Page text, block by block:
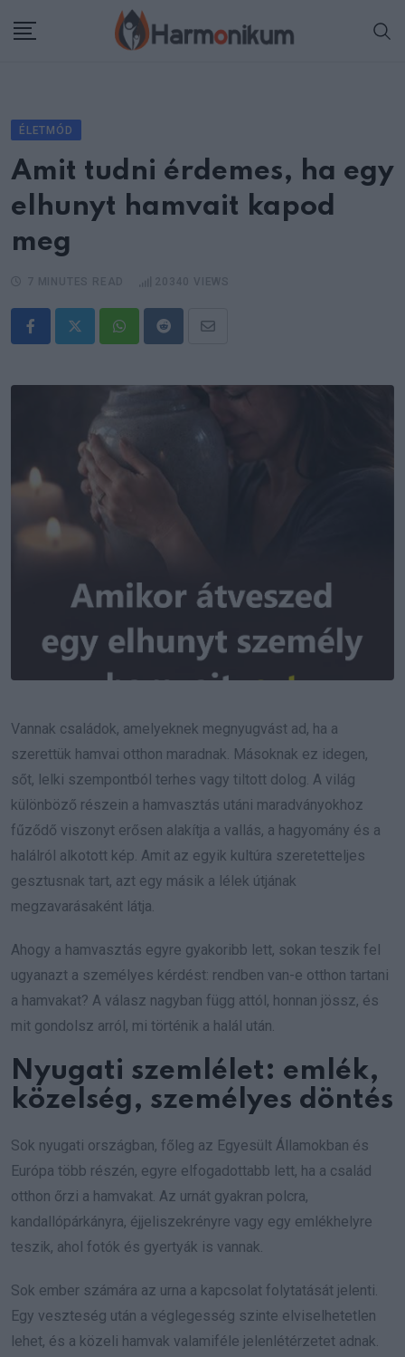
ÉLETMÓD
Amit tudni érdemes, ha egy
elhunyt hamvait kapod
meg
WhatsappRedditShare
Email
Vannak családok, amelyeknek megnyugvást ad, ha a
szerettük hamvai otthon maradnak. Másoknak ez idegen,
sőt, lelki szempontból terhes vagy tiltott dolog. A világ
különböző részein a hamvasztás utáni maradványokhoz
fűződő viszonyt erősen alakítja a vallás, a hagyomány és a
halálról alkotott kép. Amit az egyik kultúra szeretetteljes
gesztusnak tart, azt egy másik a lélek útjának
megzavarásaként látja.
Ahogy a hamvasztás egyre gyakoribb lett, sokan teszik fel
ugyanazt a személyes kérdést: rendben van-e otthon tartani
a hamvakat? A válasz nagyban függ attól, honnan jössz, és
mit gondolsz arról, mi történik a halál után.
Nyugati szemlélet: emlék,
közelség, személyes döntés
Sok nyugati országban, főleg az Egyesült Államokban és
Európa több részén, egyre elfogadottabb lett, ha a család
otthon őrzi a hamvakat. Az urnát gyakran polcra,
kandallópárkányra, éjjeliszekrényre vagy egy emlékhelyre
teszik, ahol fotók és gyertyák is vannak.
Sok ember számára az urna a kapcsolat folytatását jelenti.
Egy veszteség után a véglegesség szinte elviselhetetlen
lehet, és a közeli hamvak valamiféle jelenlétérzetet adnak.